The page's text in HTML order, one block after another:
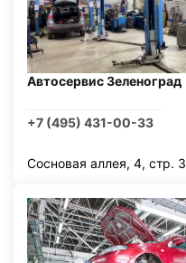
Автосервис Зеленоград
+7 (495) 431-00-33
Сосновая аллея, 4, стр. 3